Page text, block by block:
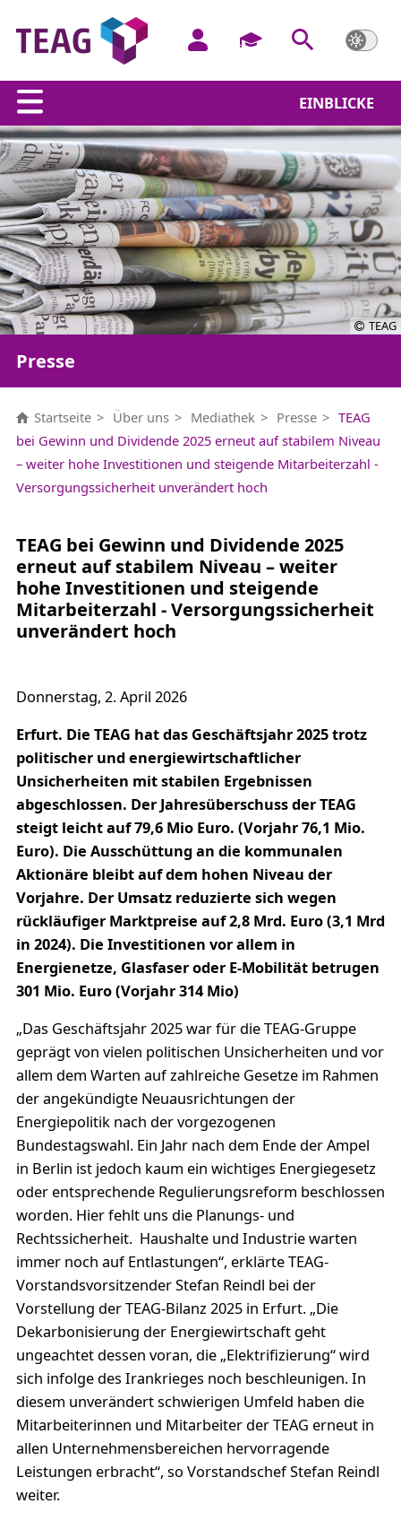
EINBLICKE
TEAG
Presse
Startseite Über uns Mediathek Presse
TEAG
bei Gewinn und Dividende 2025 erneut auf stabilem Niveau
– weiter hohe Investitionen und steigende Mitarbeiterzahl -
Versorgungssicherheit unverändert hoch
TEAG bei Gewinn und Dividende 2025
erneut auf stabilem Niveau – weiter
hohe Investitionen und steigende
Mitarbeiterzahl - Versorgungssicherheit
unverändert hoch
Donnerstag, 2. April 2026
Erfurt. Die TEAG hat das Geschäftsjahr 2025 trotz
politischer und energiewirtschaftlicher
Unsicherheiten mit stabilen Ergebnissen
abgeschlossen. Der Jahresüberschuss der TEAG
steigt leicht auf 79,6 Mio Euro. (Vorjahr 76,1 Mio.
Euro). Die Ausschüttung an die kommunalen
Aktionäre bleibt auf dem hohen Niveau der
Vorjahre. Der Umsatz reduzierte sich wegen
rückläufiger Marktpreise auf 2,8 Mrd. Euro (3,1 Mrd
in 2024). Die Investitionen vor allem in
Energienetze, Glasfaser oder E-Mobilität betrugen
301 Mio. Euro (Vorjahr 314 Mio)
„Das Geschäftsjahr 2025 war für die TEAG-Gruppe
geprägt von vielen politischen Unsicherheiten und vor
allem dem Warten auf zahlreiche Gesetze im Rahmen
der angekündigte Neuausrichtungen der
Energiepolitik nach der vorgezogenen
Bundestagswahl. Ein Jahr nach dem Ende der Ampel
in Berlin ist jedoch kaum ein wichtiges Energiegesetz
oder entsprechende Regulierungsreform beschlossen
worden. Hier fehlt uns die Planungs- und
Rechtssicherheit. Haushalte und Industrie warten
immer noch auf Entlastungen“, erklärte TEAG-
Vorstandsvorsitzender Stefan Reindl bei der
Vorstellung der TEAG-Bilanz 2025 in Erfurt. „Die
Dekarbonisierung der Energiewirtschaft geht
ungeachtet dessen voran, die „Elektrifizierung“ wird
sich infolge des Irankrieges noch beschleunigen. In
diesem unverändert schwierigen Umfeld haben die
Mitarbeiterinnen und Mitarbeiter der TEAG erneut in
allen Unternehmensbereichen hervorragende
Leistungen erbracht“, so Vorstandschef Stefan Reindl
weiter.